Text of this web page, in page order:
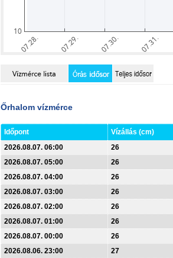
Őrhalom vízmérce
Időpont Vízállás (cm)
2026.08.07. 06:00
26
2026.08.07. 05:00
26
2026.08.07. 04:00
26
2026.08.07. 03:00
26
2026.08.07. 02:00
26
2026.08.07. 01:00
26
2026.08.07. 00:00
26
2026.08.06. 23:00
27